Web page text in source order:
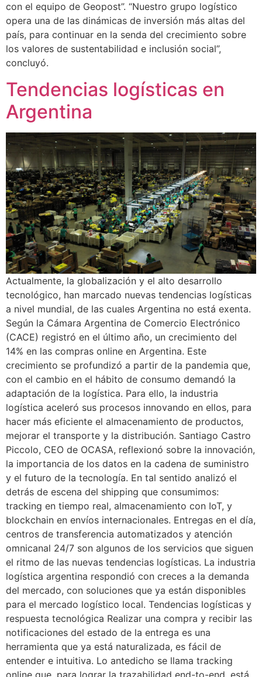
con el equipo de Geopost”. “Nuestro grupo logístico
opera una de las dinámicas de inversión más altas del
país, para continuar en la senda del crecimiento sobre
los valores de sustentabilidad e inclusión social”,
concluyó.
Tendencias logísticas en
Argentina
Actualmente, la globalización y el alto desarrollo
tecnológico, han marcado nuevas tendencias logísticas
a nivel mundial, de las cuales Argentina no está exenta.
Según la Cámara Argentina de Comercio Electrónico
(CACE) registró en el último año, un crecimiento del
14% en las compras online en Argentina. Este
crecimiento se profundizó a partir de la pandemia que,
con el cambio en el hábito de consumo demandó la
adaptación de la logística. Para ello, la industria
logística aceleró sus procesos innovando en ellos, para
hacer más eficiente el almacenamiento de productos,
mejorar el transporte y la distribución. Santiago Castro
Piccolo, CEO de OCASA, reflexionó sobre la innovación,
la importancia de los datos en la cadena de suministro
y el futuro de la tecnología. En tal sentido analizó el
detrás de escena del shipping que consumimos:
tracking en tiempo real, almacenamiento con IoT, y
blockchain en envíos internacionales. Entregas en el día,
centros de transferencia automatizados y atención
omnicanal 24/7 son algunos de los servicios que siguen
el ritmo de las nuevas tendencias logísticas. La industria
logística argentina respondió con creces a la demanda
del mercado, con soluciones que ya están disponibles
para el mercado logístico local. Tendencias logísticas y
respuesta tecnológica Realizar una compra y recibir las
notificaciones del estado de la entrega es una
herramienta que ya está naturalizada, es fácil de
entender e intuitiva. Lo antedicho se llama tracking
online que, para lograr la trazabilidad end-to-end, está